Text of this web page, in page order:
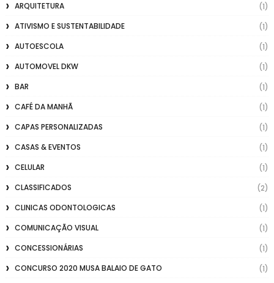
ARQUITETURA
(1)
ATIVISMO E SUSTENTABILIDADE
(1)
AUTOESCOLA
(1)
AUTOMOVEL DKW
(1)
BAR
(1)
CAFÉ DA MANHÃ
(1)
CAPAS PERSONALIZADAS
(1)
CASAS & EVENTOS
(1)
CELULAR
(1)
CLASSIFICADOS
(2)
CLINICAS ODONTOLOGICAS
(1)
COMUNICAÇÃO VISUAL
(1)
CONCESSIONÁRIAS
(1)
CONCURSO 2020 MUSA BALAIO DE GATO
(1)